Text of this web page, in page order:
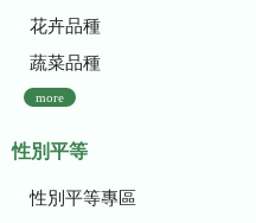
花卉品種
蔬菜品種
more
性別平等
性別平等專區